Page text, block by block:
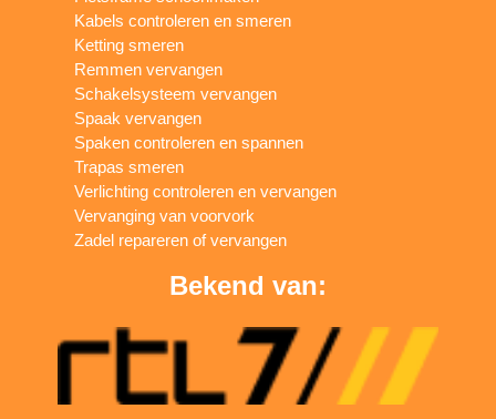
Kabels controleren en smeren
Ketting smeren
Remmen vervangen
Schakelsysteem vervangen
Spaak vervangen
Spaken controleren en spannen
Trapas smeren
Verlichting controleren en vervangen
Vervanging van voorvork
Zadel repareren of vervangen
Bekend van: